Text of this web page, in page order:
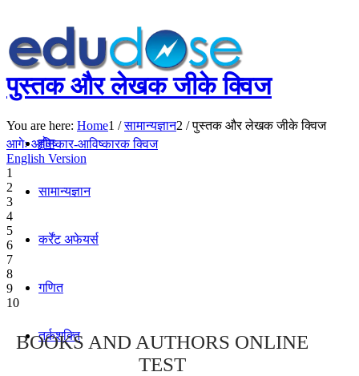
होम
सामान्यज्ञान
कर्रेंट अफेयर्स
गणित
तर्कशक्ति
पुस्तक और लेखक जीके क्विज
You are here: Home1 / सामान्यज्ञान2 / पुस्तक और लेखक जीके क्विज
आगेः आविष्कार-आविष्कारक क्विज
English Version
1
2
3
4
5
6
7
8
9
10
BOOKS AND AUTHORS ONLINE
TEST